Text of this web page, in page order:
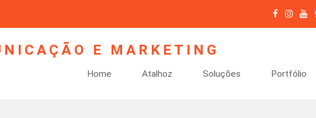
Home Atalhoz Soluções Portfólio